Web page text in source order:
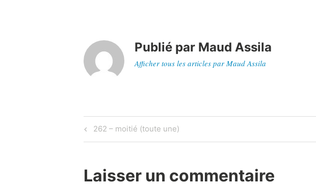
Publié par Maud Assila
Afficher tous les articles par Maud Assila
Navigation
de
l’article
Previous
Post
262 – moitié (toute une)
Laisser un commentaire